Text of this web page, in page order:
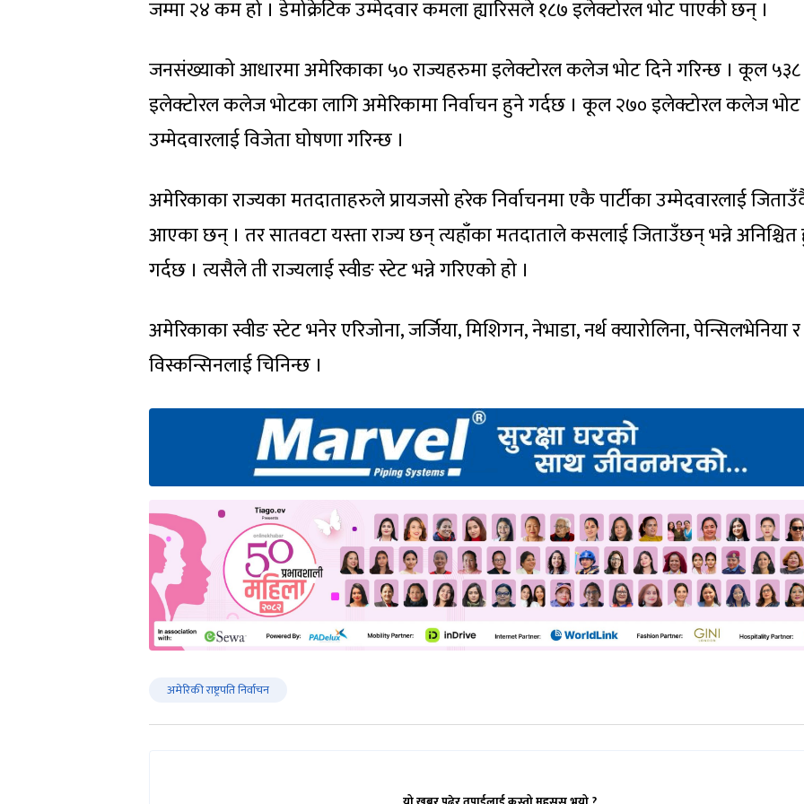
जम्मा २४ कम हो । डेमोक्रेटिक उम्मेदवार कमला ह्यारिसले १८७ इलेक्टोरल भोट पाएकी छन् ।
जनसंख्याको आधारमा अमेरिकाका ५० राज्यहरुमा इलेक्टोरल कलेज भोट दिने गरिन्छ । कूल ५३८
इलेक्टोरल कलेज भोटका लागि अमेरिकामा निर्वाचन हुने गर्दछ । कूल २७० इलेक्टोरल कलेज
उम्मेदवारलाई विजेता घोषणा गरिन्छ ।
अमेरिकाका राज्यका मतदाताहरुले प्रायजसो हरेक निर्वाचनमा एकै पार्टीका उम्मेदवारलाई
आएका छन् । तर सातवटा यस्ता राज्य छन् त्यहाँका मतदाताले कसलाई जिताउँछन् भन्ने
गर्दछ । त्यसैले ती राज्यलाई स्वीङ स्टेट भन्ने गरिएको हो ।
अमेरिकाका स्वीङ स्टेट भनेर एरिजोना, जर्जिया, मिशिगन, नेभाडा, नर्थ क्यारोलिना, पेन्सिलभेनिया र
विस्कन्सिनलाई चिनिन्छ ।
अमेरिकी राष्ट्रपति निर्वाचन